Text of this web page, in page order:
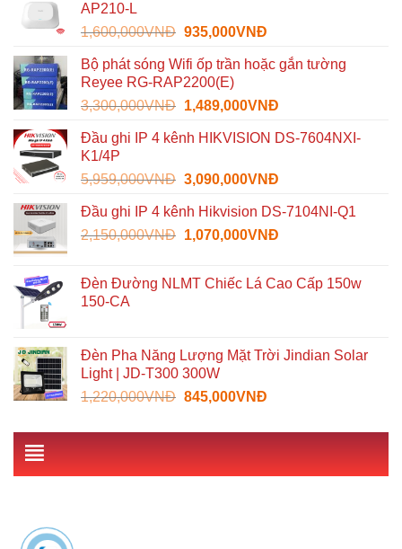
AP210-L
1,600,000VNĐ Giá
là:
1,600,000VNĐ.
935,000VNĐGiá
tại
935,000VNĐ.
Bộ phát sóng Wifi ốp trần hoặc gắn tường
Reyee RG-RAP2200(E)
3,300,000VNĐ Giá
là:
1,489,000VNĐGiá
tại
1,489,000VNĐ.
Đầu ghi IP 4 kênh HIKVISION DS-7604NXI-
K1/4P
5,959,000VNĐ Giá
là:
5,959,000VNĐ.
3,090,000VNĐGiá
tại
là:
Đầu ghi IP 4 kênh Hikvision DS-7104NI-Q1
2,150,000VNĐ Giá
2,150,000VNĐ.
1,070,000VNĐGiá
là:
Đèn Đường NLMT Chiếc Lá Cao Cấp 150w
150-CA
Đèn Pha Năng Lượng Mặt Trời Jindian Solar
Light | JD-T300 300W
1,220,000VNĐ Giá
là:
845,000VNĐGiá
tại